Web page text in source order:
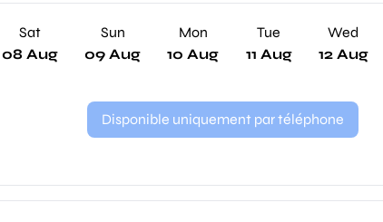
Sat
08 Aug
Sun
09 Aug
Mon
10 Aug
Tue
11 Aug
Wed
12 Aug
Disponible uniquement par téléphone